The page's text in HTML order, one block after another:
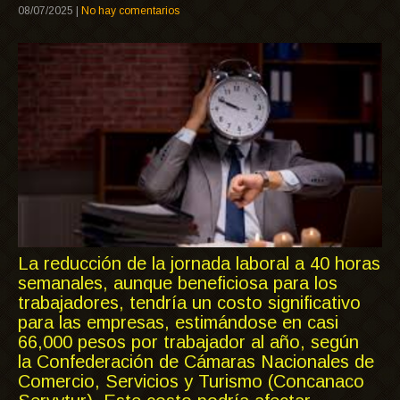
08/07/2025 No hay comentarios
La reducción de la jornada laboral a 40 horas
semanales, aunque beneficiosa para los
trabajadores, tendría un costo significativo
para las empresas, estimándose en casi
66,000 pesos por trabajador al año, según
la Confederación de Cámaras Nacionales de
Comercio, Servicios y Turismo (Concanaco